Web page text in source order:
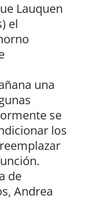
Lauquen
el
una
se
los
de
Andrea